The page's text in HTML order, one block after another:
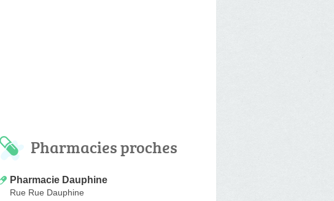
Pharmacies proches
Pharmacie Dauphine
Rue Rue Dauphine